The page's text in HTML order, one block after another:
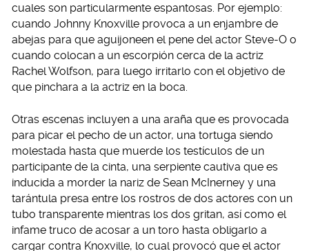
cuales son particularmente espantosas. Por ejemplo:
cuando Johnny Knoxville provoca a un enjambre de
abejas para que aguijoneen el pene del actor Steve-O o
cuando colocan a un escorpión cerca de la actriz
Rachel Wolfson, para luego irritarlo con el objetivo de
que pinchara a la actriz en la boca.
Otras escenas incluyen a una araña que es provocada
para picar el pecho de un actor, una tortuga siendo
molestada hasta que muerde los testículos de un
participante de la cinta, una serpiente cautiva que es
inducida a morder la nariz de Sean McInerney y una
tarántula presa entre los rostros de dos actores con un
tubo transparente mientras los dos gritan, así como el
infame truco de acosar a un toro hasta obligarlo a
cargar contra Knoxville, lo cual provocó que el actor